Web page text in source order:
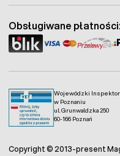
Wojewódzki
w Poznaniu
ul. Grunwaldzka 250
60-166 Poznań
Obsługiwane płatności:
Copyright © 2013-present